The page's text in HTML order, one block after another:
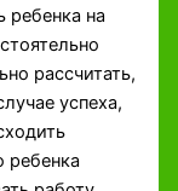
на
рассчитать,
успеха,
ребенка